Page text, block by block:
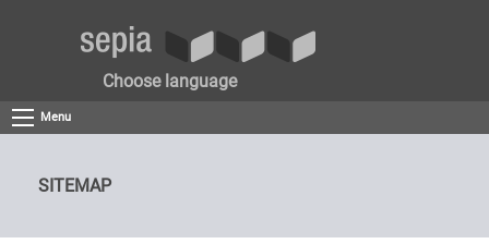
Choose language
Menu
SITEMAP